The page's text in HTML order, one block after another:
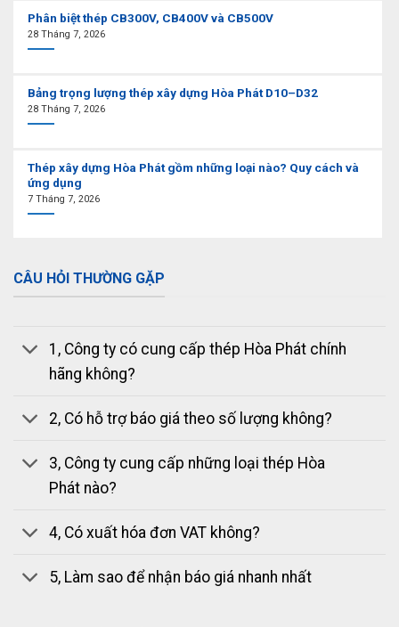
Phân biệt thép CB300V, CB400V và CB500V
28 Tháng 7, 2026
Bảng trọng lượng thép xây dựng Hòa Phát D10–D32
28 Tháng 7, 2026
Thép xây dựng Hòa Phát gồm những loại nào? Quy cách và
ứng dụng
7 Tháng 7, 2026
CÂU HỎI THƯỜNG GẶP
1, Công ty có cung cấp thép Hòa Phát chính
hãng không?
2, Có hỗ trợ báo giá theo số lượng không?
3, Công ty cung cấp những loại thép Hòa
Phát nào?
4, Có xuất hóa đơn VAT không?
5, Làm sao để nhận báo giá nhanh nhất